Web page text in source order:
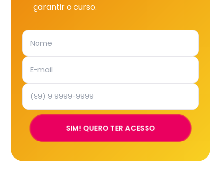
garantir o curso.
SIM! QUERO TER ACESSO